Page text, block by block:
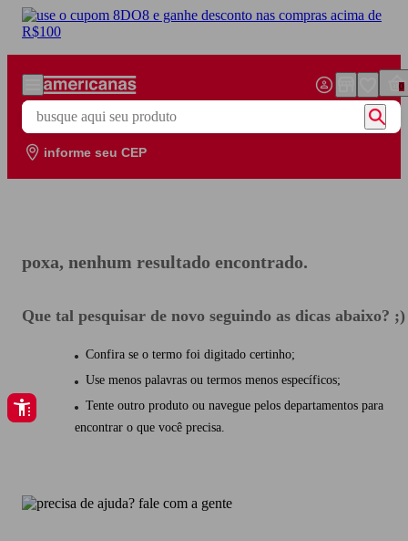
Pular para o conteúdo principal
0
busque aqui seu produto
informe seu CEP
poxa, nenhum resultado encontrado.
Que tal pesquisar de novo seguindo as dicas abaixo? ;)
Confira se o termo foi digitado certinho;
Use menos palavras ou termos menos específicos;
Tente outro produto ou navegue pelos departamentos para
encontrar o que você precisa.